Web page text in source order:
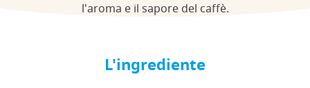
l'aroma e il sapore del caffè.
L'ingrediente